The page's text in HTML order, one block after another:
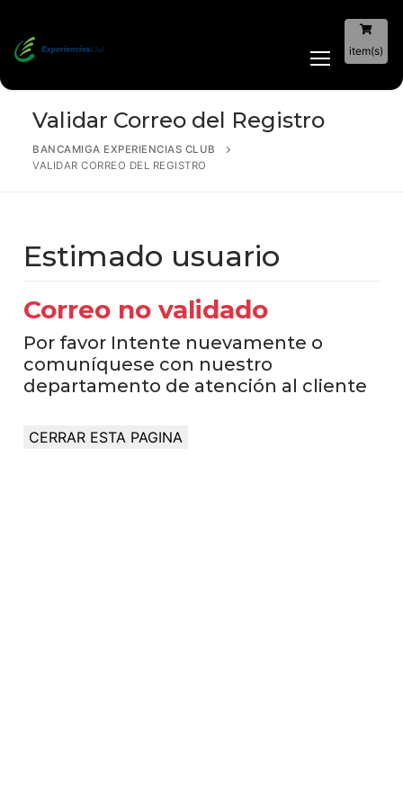
item(s)
Validar Correo del Registro
BANCAMIGA EXPERIENCIAS CLUB
VALIDAR CORREO DEL REGISTRO
Estimado usuario
Correo no validado
Por favor Intente nuevamente o
comuníquese con nuestro
departamento de atención al cliente